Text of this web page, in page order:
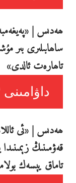
ھەدىس |
ساھابىلىرى بىر
تاھارەت ئالدى»
ھەدىس | «ئى
قەۋمىنىڭ
تاماق يېسەك